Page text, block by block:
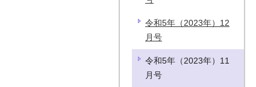
令和5年（2023年）12
月号
令和5年（2023年）11
月号